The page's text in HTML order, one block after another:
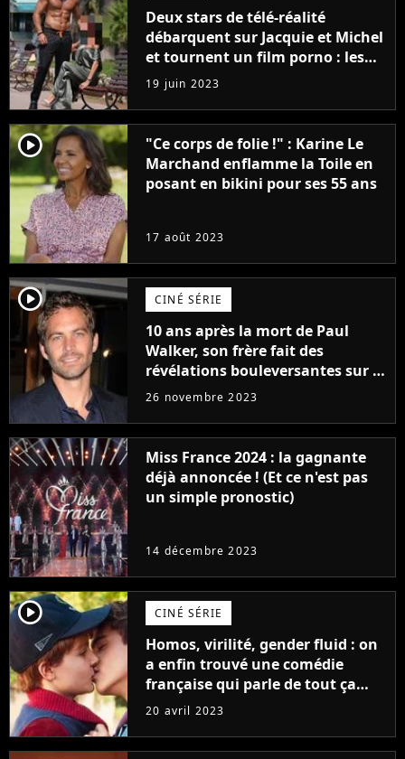
Deux stars de télé-réalité
débarquent sur Jacquie et Michel
et tournent un film porno : les
premières images du tournage
(exclu)
19 juin 2023
player2
"Ce corps de folie !" : Karine Le
Marchand enflamme la Toile en
posant en bikini pour ses 55 ans
17 août 2023
player2 CINÉ SÉRIE
10 ans après la mort de Paul
Walker, son frère fait des
révélations bouleversantes sur la
réaction des acteurs de Fast and
26 novembre 2023
Miss France 2024 : la gagnante
déjà annoncée ! (Et ce n'est pas
un simple pronostic)
14 décembre 2023
player2 CINÉ SÉRIE
Homos, virilité, gender fluid : on
a enfin trouvé une comédie
française qui parle de tout ça
sans être super ringarde
20 avril 2023